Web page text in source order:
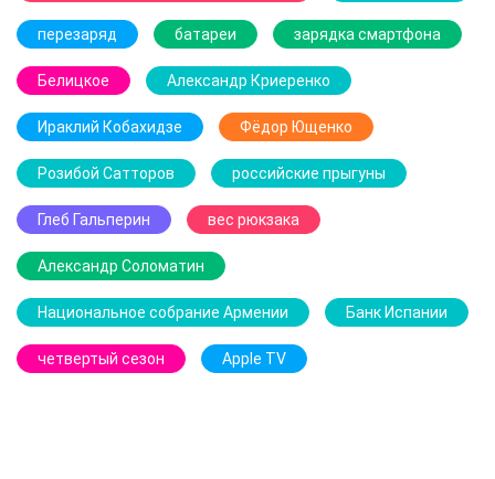
перезаряд батареи зарядка смартфона
Белицкое Александр Криеренко
Ираклий Кобахидзе Фёдор Ющенко
Розибой Сатторов российские прыгуны
Глеб Гальперин вес рюкзака
Александр Соломатин
Национальное собрание Армении Банк Испании
четвертый сезон Apple TV